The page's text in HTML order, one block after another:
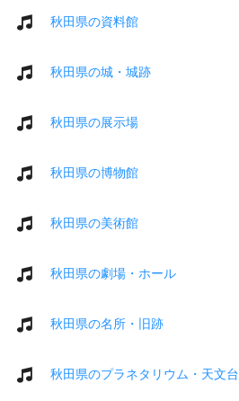
秋田県の資料館
秋田県の城・城跡
秋田県の展示場
秋田県の博物館
秋田県の美術館
秋田県の劇場・ホール
秋田県の名所・旧跡
秋田県のプラネタリウム・天文台